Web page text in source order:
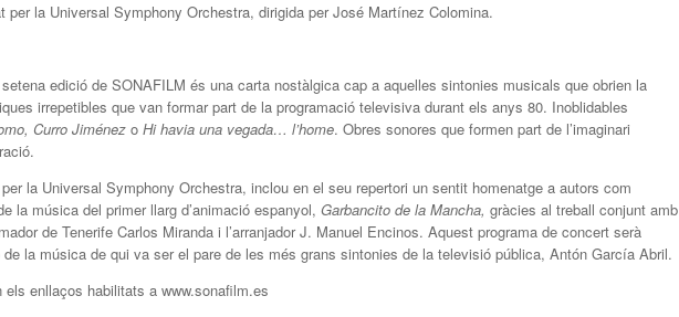
per la Universal Symphony Orchestra, dirigida per José Martínez Colomina.
setena edició de SONAFILM és una carta nostàlgica cap a aquelles sintonies musicals que obrien la
irrepetibles que van formar part de la programació televisiva durant els anys 80. Inoblidables
Curro Jiménez o Hi havia una vegada… l’home. Obres sonores que formen part de l’imaginari
la Universal Symphony Orchestra, inclou en el seu repertori un sentit homenatge a autors com
la música del primer llarg d’animació espanyol, Garbancito de la Mancha, gràcies al treball conjunt amb
de Tenerife Carlos Miranda i l’arranjador J. Manuel Encinos. Aquest programa de concert serà
la música de qui va ser el pare de les més grans sintonies de la televisió pública, Antón García Abril.
els enllaços habilitats a www.sonafilm.es